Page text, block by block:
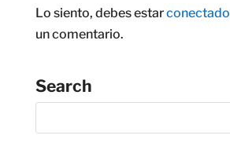
Lo siento, debes estarconectado
un comentario.
Search